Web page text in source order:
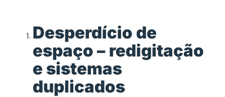
Desperdício de
espaço – redigitação
e sistemas
duplicados